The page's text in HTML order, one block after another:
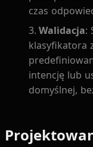
czas
Walidacja:
klasyfikatora
intencję lub
domyślnej,